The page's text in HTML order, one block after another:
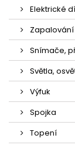
Elektrické
Zapalování
Snímače,
Světla,
Výfuk
Spojka
Topení